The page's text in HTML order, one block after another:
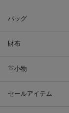
バッグ
財布
革小物
セールアイテム